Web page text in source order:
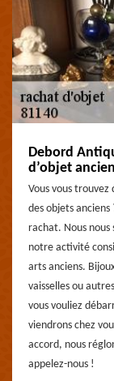
Debord
d’objet ancien
Vous vous trouvez
des objets
rachat. Nous nous
notre activité
arts anciens.
vaisselles ou
vous vouliez
viendrons chez
accord, nous
appelez-nous !